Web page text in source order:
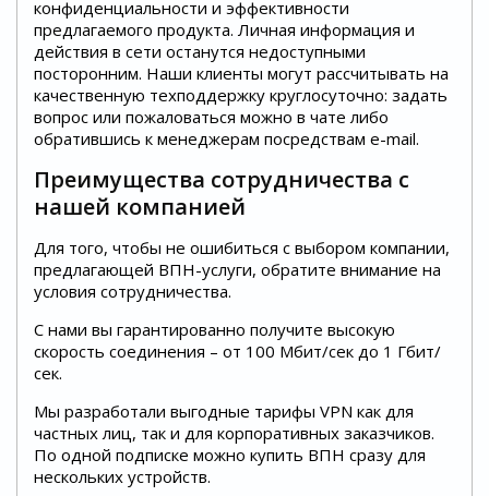
конфиденциальности и эффективности
предлагаемого продукта. Личная информация и
действия в сети останутся недоступными
посторонним. Наши клиенты могут рассчитывать на
качественную техподдержку круглосуточно: задать
вопрос или пожаловаться можно в чате либо
обратившись к менеджерам посредствам e-mail.
Преимущества сотрудничества с
нашей компанией
Для того, чтобы не ошибиться с выбором компании,
предлагающей ВПН-услуги, обратите внимание на
условия сотрудничества.
С нами вы гарантированно получите высокую
скорость соединения – от 100 Мбит/сек до 1 Гбит/
сек.
Мы разработали выгодные тарифы VPN как для
частных лиц, так и для корпоративных заказчиков.
По одной подписке можно купить ВПН сразу для
нескольких устройств.